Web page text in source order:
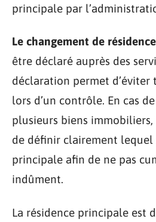
principale par
Le changement de
être déclaré auprès des
déclaration permet
lors d’un contrôle. En cas
plusieurs biens
de définir clairement lequel
principale afin de ne pas
indûment.
La résidence principale est